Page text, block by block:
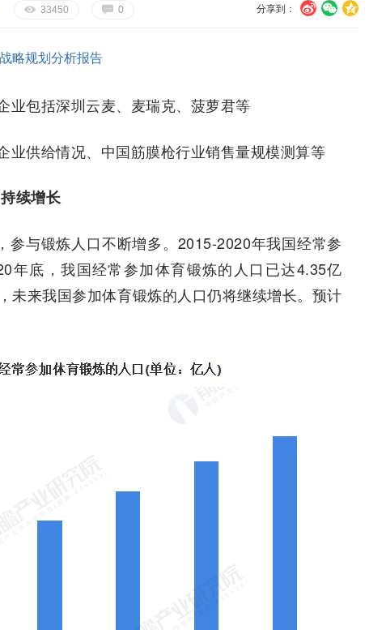
U V c
分享到：
E 33450 G 0
略规划分析报告
业包括深圳云麦、麦瑞克、菠萝君等
业供给情况、中国筋膜枪行业销售量规模测算等
续增长
参与锻炼人口不断增多。2015-2020年我国经常参
年底，我国经常参加体育锻炼的人口已达4.35亿
未来我国参加体育锻炼的人口仍将继续增长。预计